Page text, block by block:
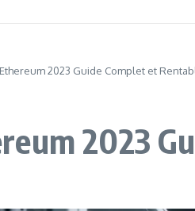
2023 Guide Complet et
2023